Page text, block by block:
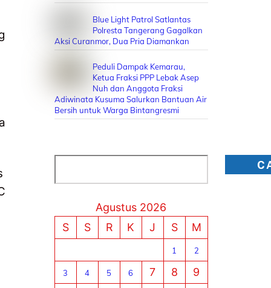
Blue Light Patrol Satlantas
Polresta Tangerang Gagalkan
Aksi Curanmor, Dua Pria Diamankan
Peduli Dampak Kemarau,
Ketua Fraksi PPP Lebak Asep
Nuh dan Anggota Fraksi
Adiwinata Kusuma Salurkan Bantuan Air
Bersih untuk Warga Bintangresmi
Agustus 2026
S
S R K J S M
1 2
3 4 5 6 7 8
9